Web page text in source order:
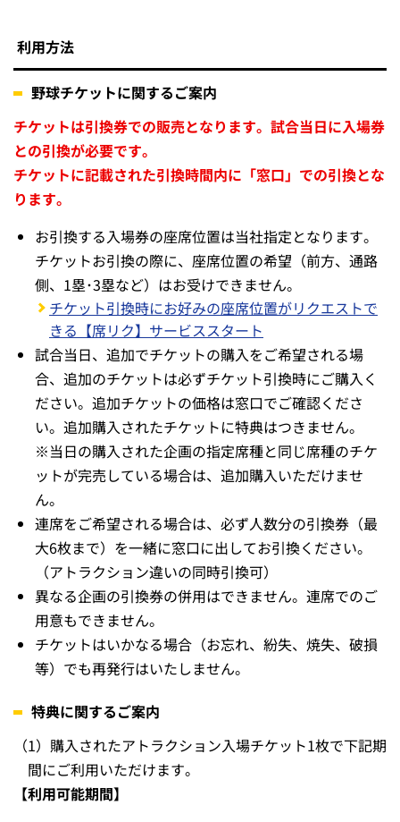
利用方法
野球チケットに関するご案内
チケットは引換券での販売となります。試合当日に入場券
との引換が必要です。
チケットに記載された引換時間内に「窓口」での引換とな
ります。
お引換する入場券の座席位置は当社指定となります。
チケットお引換の際に、座席位置の希望（前方、通路
側、1塁･3塁など）はお受けできません。
チケット引換時にお好みの座席位置がリクエストで
きる【席リク】サービススタート
試合当日、追加でチケットの購入をご希望される場
合、追加のチケットは必ずチケット引換時にご購入く
ださい。追加チケットの価格は窓口でご確認くださ
い。追加購入されたチケットに特典はつきません。
※当日の購入された企画の指定席種と同じ席種のチケ
ットが完売している場合は、追加購入いただけませ
ん。
連席をご希望される場合は、必ず人数分の引換券（最
大6枚まで）を一緒に窓口に出してお引換ください。
（アトラクション違いの同時引換可）
異なる企画の引換券の併用はできません。連席でのご
用意もできません。
チケットはいかなる場合（お忘れ、紛失、焼失、破損
等）でも再発行はいたしません。
特典に関するご案内
（1） 購入されたアトラクション入場チケット1枚で下記期
間にご利用いただけます。
【利用可能期間】